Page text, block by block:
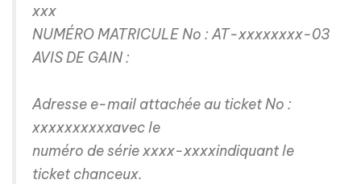
xxx
NUMÉRO MATRICULE No : AT-xxxxxxxx-03
AVIS DE GAIN :
Adresse e-mail attachée au ticket No :
xxxxxxxxxxavec le
numéro de série xxxx-xxxxindiquant le
ticket chanceux.